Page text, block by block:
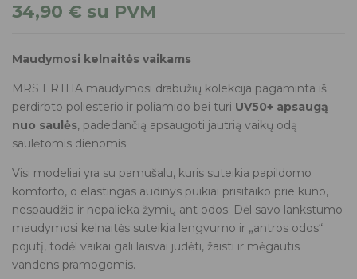
34,90 € su PVM
Maudymosi kelnaitės vaikams
MRS ERTHA maudymosi drabužių kolekcija pagaminta iš
perdirbto poliesterio ir poliamido bei turi UV50+ apsaugą
nuo saulės, padedančią apsaugoti jautrią vaikų odą
saulėtomis dienomis.
Visi modeliai yra su pamušalu, kuris suteikia papildomo
komforto, o elastingas audinys puikiai prisitaiko prie kūno,
nespaudžia ir nepalieka žymių ant odos. Dėl savo lankstumo
maudymosi kelnaitės suteikia lengvumo ir „antros odos“
pojūtį, todėl vaikai gali laisvai judėti, žaisti ir mėgautis
vandens pramogomis.